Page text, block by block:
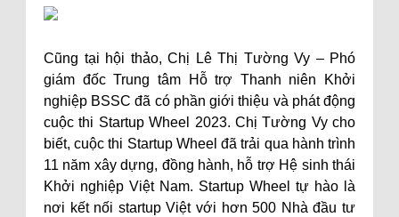
Cũng tại hội thảo, Chị Lê Thị Tường Vy – Phó
giám đốc Trung tâm Hỗ trợ Thanh niên Khởi
nghiệp BSSC đã có phần giới thiệu và phát động
cuộc thi Startup Wheel 2023. Chị Tường Vy cho
biết, cuộc thi Startup Wheel đã trải qua hành trình
11 năm xây dựng, đồng hành, hỗ trợ Hệ sinh thái
Khởi nghiệp Việt Nam. Startup Wheel tự hào là
nơi kết nối startup Việt với hơn 500 Nhà đầu tư